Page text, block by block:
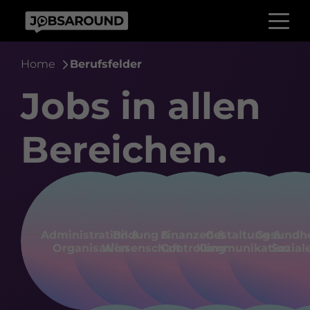
Home Berufsfelder
Jobs in allen
Bereichen.
OrganisationWissenschaftControllingKommunikation